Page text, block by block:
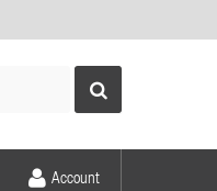
Account